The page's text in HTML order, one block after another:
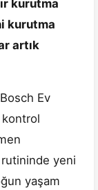
kurutma
kurutma
artık
Ev
rutininde yeni
yaşam